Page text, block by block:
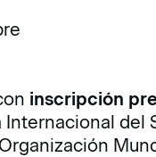
inscripción
del